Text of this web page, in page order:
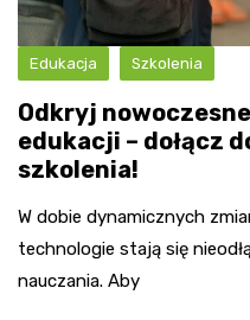
Edukacja Szkolenia
Odkryj
edukacji – dołącz
szkolenia!
W dobie dynamicznych
technologie stają się
nauczania. Aby